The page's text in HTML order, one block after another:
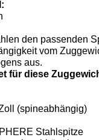
den passenden
vom
aus.
für diese
(spineabhängig)
Stahlspitze